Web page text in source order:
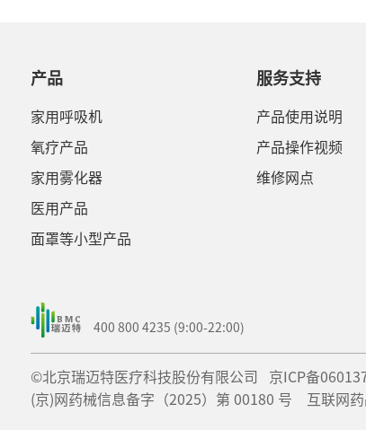
产品
家用呼吸机
氧疗产品
家用雾化器
医用产品
面罩等小型产品
服务支持
产品使用说明
产品操作视频
维修网点
400 800 4235 (9:00-22:00)
©北京瑞迈特医疗科技股份有限公司 京ICP备
(京)网药械信息备字（2025）第 00180 号 互联网